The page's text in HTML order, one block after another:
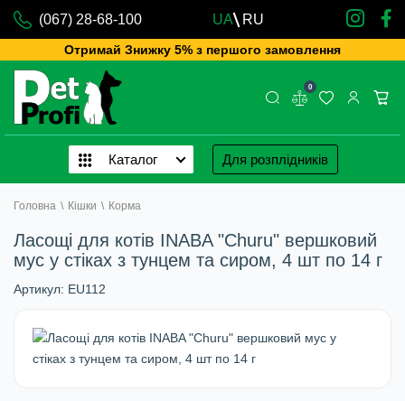
(067) 28-68-100 UA RU
Отримай Знижку 5% з першого замовлення
0
Каталог Для розплідників
Головна \ Кішки \ Корма
Ласощі для котів INABA "Churu" вершковий
мус у стіках з тунцем та сиром, 4 шт по 14 г
Артикул: EU112